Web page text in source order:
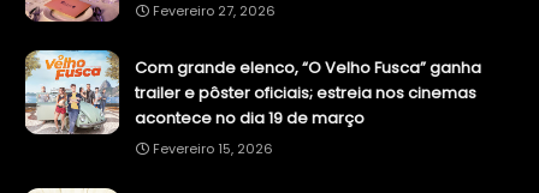
Fevereiro 27, 2026
Com grande elenco, “O Velho Fusca” ganha
trailer e pôster oficiais; estreia nos cinemas
acontece no dia 19 de março
Fevereiro 15, 2026